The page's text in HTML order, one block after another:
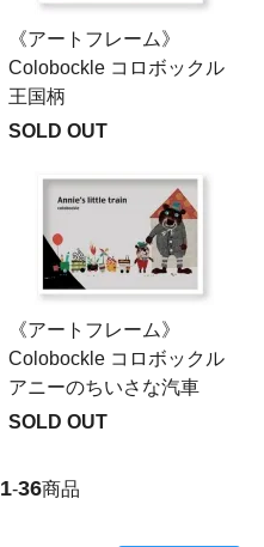
《アートフレーム》
Colobockle コロボックル
王国柄
SOLD OUT
《アートフレーム》
Colobockle コロボックル
アニーのちいさな汽車
SOLD OUT
1-36商品